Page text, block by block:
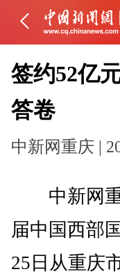
签约52亿
答卷
中新网重庆 |
中新网重
届中国西部
25日从重庆